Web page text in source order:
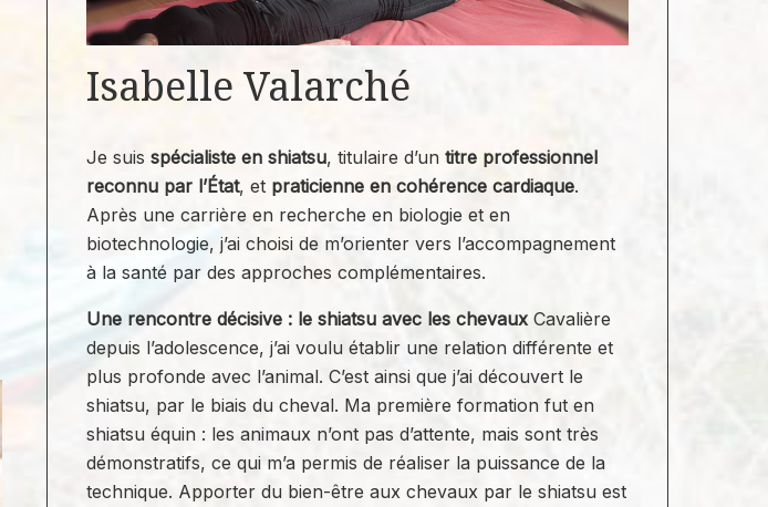
Isabelle Valarché
Je suis spécialiste en shiatsu, titulaire d’un titre professionnel
reconnu par l’État, et praticienne en cohérence cardiaque.
Après une carrière en recherche en biologie et en
biotechnologie, j’ai choisi de m’orienter vers l’accompagnement
à la santé par des approches complémentaires.
Une rencontre décisive : le shiatsu avec les chevauxCavalière
depuis l’adolescence, j’ai voulu établir une relation différente et
plus profonde avec l’animal. C’est ainsi que j’ai découvert le
shiatsu, par le biais du cheval. Ma première formation fut en
shiatsu équin : les animaux n’ont pas d’attente, mais sont très
démonstratifs, ce qui m’a permis de réaliser la puissance de la
technique. Apporter du bien-être aux chevaux par le shiatsu est